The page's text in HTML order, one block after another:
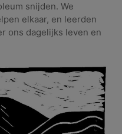
snijden. We
elkaar, en leerden
ons dagelijks leven en